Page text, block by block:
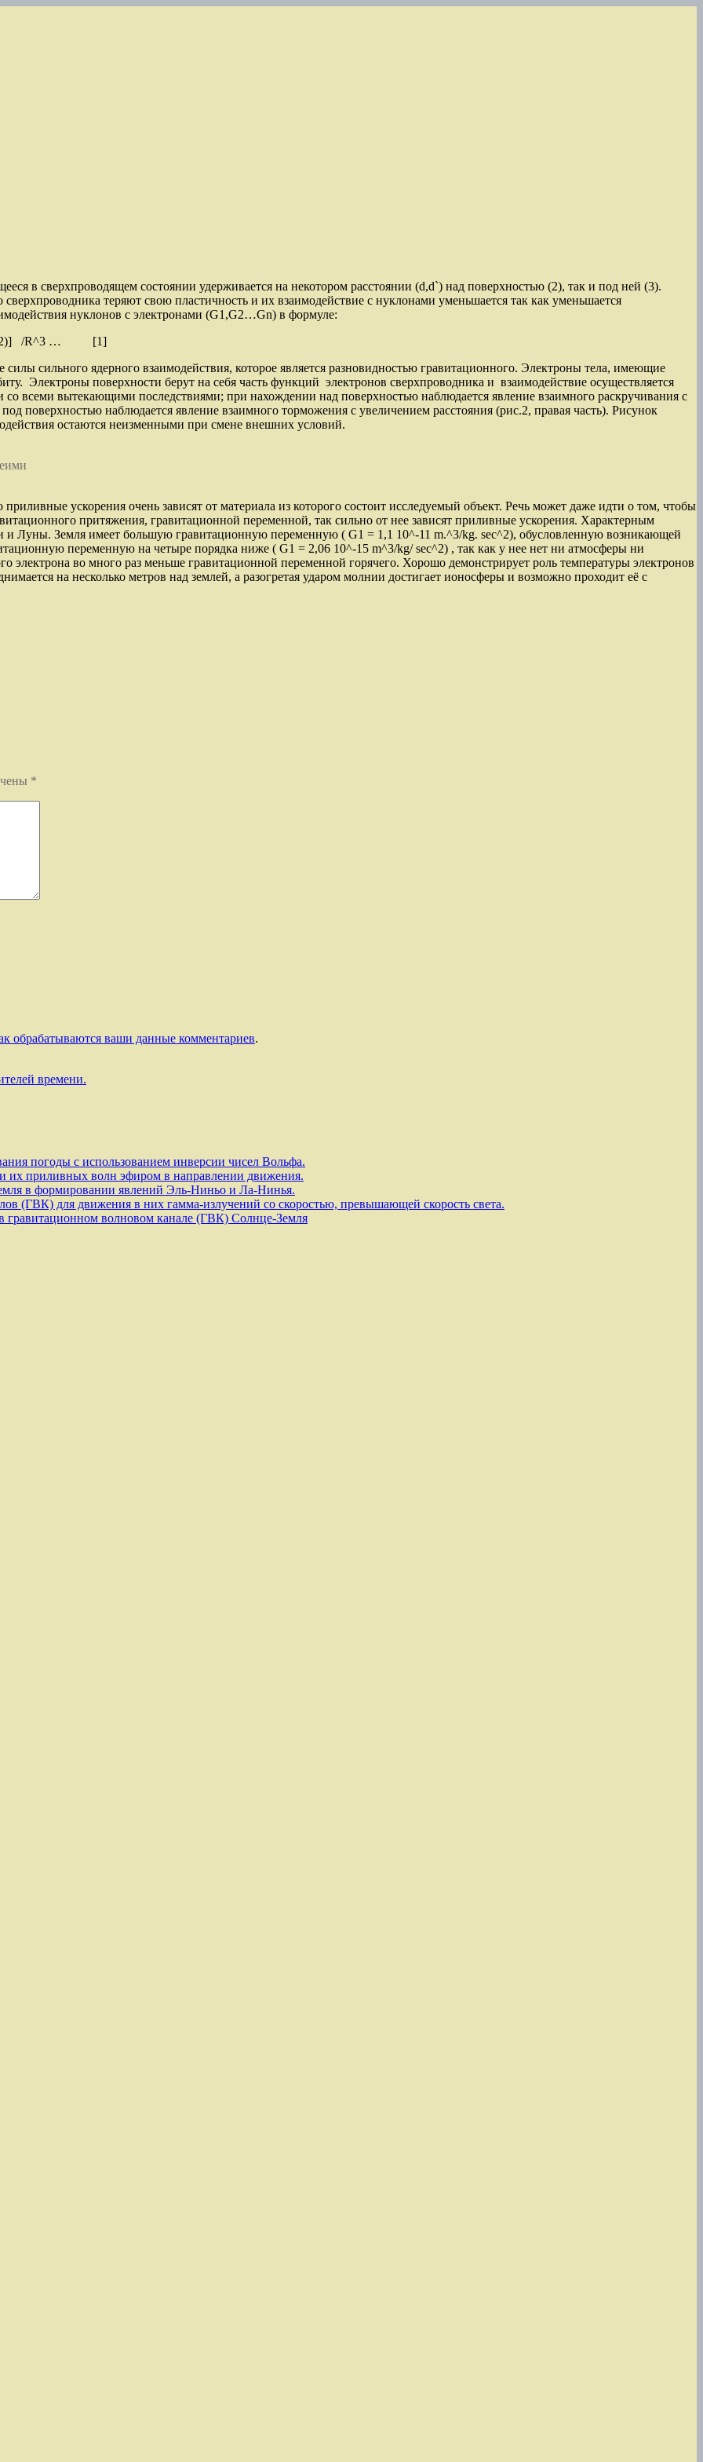
в сверхпроводящем состоянии удерживается на некотором расстоянии (d,d`) над поверхностью (2), так и под ней (3).
теряют свою пластичность и их взаимодействие с нуклонами уменьшается так как уменьшается
нуклонов с электронами (G1,G2…Gn) в формуле:
φ2)] /R^3 … [1]
сильного ядерного взаимодействия, которое является разновидностью гравитационного. Электроны тела, имеющие
Электроны поверхности берут на себя часть функций электронов сверхпроводника и взаимодействие осуществляется
всеми вытекающими последствиями; при нахождении над поверхностью наблюдается явление взаимного раскручивания с
поверхностью наблюдается явление взаимного торможения с увеличением расстояния (рис.2, правая часть). Рисунок
остаются неизменными при смене внешних условий.
ускорения очень зависят от материала из которого состоит исследуемый объект. Речь может даже идти о том, чтобы
притяжения, гравитационной переменной, так сильно от нее зависят приливные ускорения. Характерным
и Луны. Земля имеет большую гравитационную переменную ( G1 = 1,1 10^-11 m.^3/kg. sec^2), обусловленную возникающей
переменную на четыре порядка ниже ( G1 = 2,06 10^-15 m^3/kg/ sec^2) , так как у нее нет ни атмосферы ни
электрона во много раз меньше гравитационной переменной горячего. Хорошо демонстрирует роль температуры электронов
на несколько метров над землей, а разогретая ударом молнии достигает ионосферы и возможно проходит её с
*
обрабатываются ваши данные комментариев.
времени.
погоды с использованием инверсии чисел Вольфа.
их приливных волн эфиром в направлении движения.
в формировании явлений Эль-Ниньо и Ла-Нинья.
(ГВК) для движения в них гамма-излучений со скоростью, превышающей скорость света.
гравитационном волновом канале (ГВК) Солнце-Земля